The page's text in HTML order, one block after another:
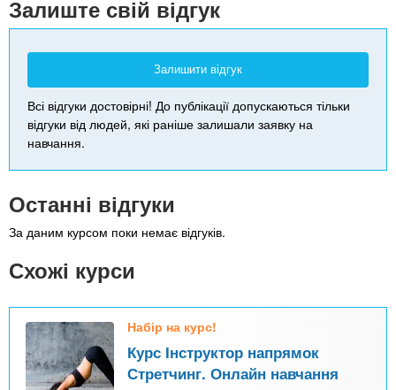
Залиште свій відгук
Залишити відгук
Всі відгуки достовірні! До публікації допускаються тільки
відгуки від людей, які раніше залишали заявку на
навчання.
Останні відгуки
За даним курсом поки немає відгуків.
Схожі курси
Набір на курс!
Курс Інструктор напрямок
Стретчинг. Онлайн навчання